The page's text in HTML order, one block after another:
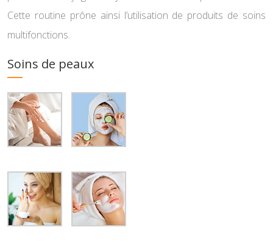
Cette routine prône ainsi l’utilisation de produits de soins
multifonctions.
Soins de peaux